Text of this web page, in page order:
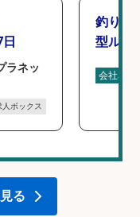
ラネッ
ボックス
釣り好
型ルー
会社名
る